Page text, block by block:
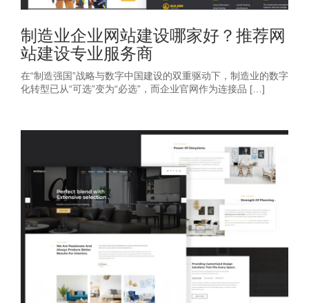
制造业企业网站建设哪家好？推荐网
站建设专业服务商
在“制造强国”战略与数字中国建设的双重驱动下，制造业的数字
化转型已从“可选”变为“必选”，而企业官网作为连接品 […]